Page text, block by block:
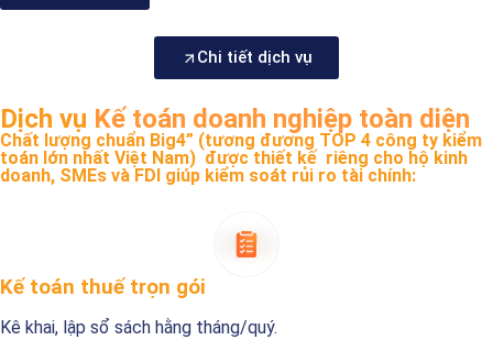
Chi tiết dịch vụ
Dịch vụ Kế toán doanh nghiệp toàn diện
Chất lượng chuẩn Big4” (tương đương TOP 4 công ty kiểm
toán lớn nhất Việt Nam) được thiết kế riêng cho hộ kinh
doanh, SMEs và FDI giúp kiểm soát rủi ro tài chính:
Kế toán thuế trọn gói
Kê khai, lập sổ sách hằng tháng/quý.